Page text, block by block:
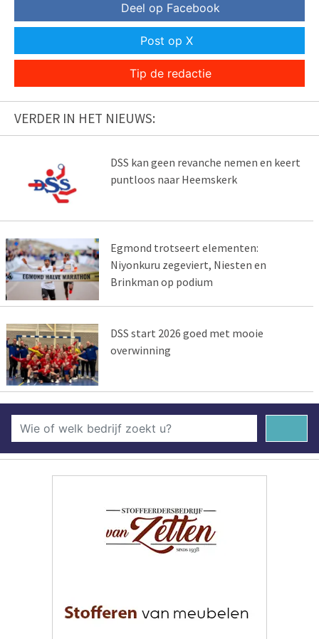
Deel op Facebook
Post op X
Tip de redactie
VERDER IN HET NIEUWS:
DSS kan geen revanche nemen en keert
puntloos naar Heemskerk
Egmond trotseert elementen:
Niyonkuru zegeviert, Niesten en
Brinkman op podium
DSS start 2026 goed met mooie
overwinning